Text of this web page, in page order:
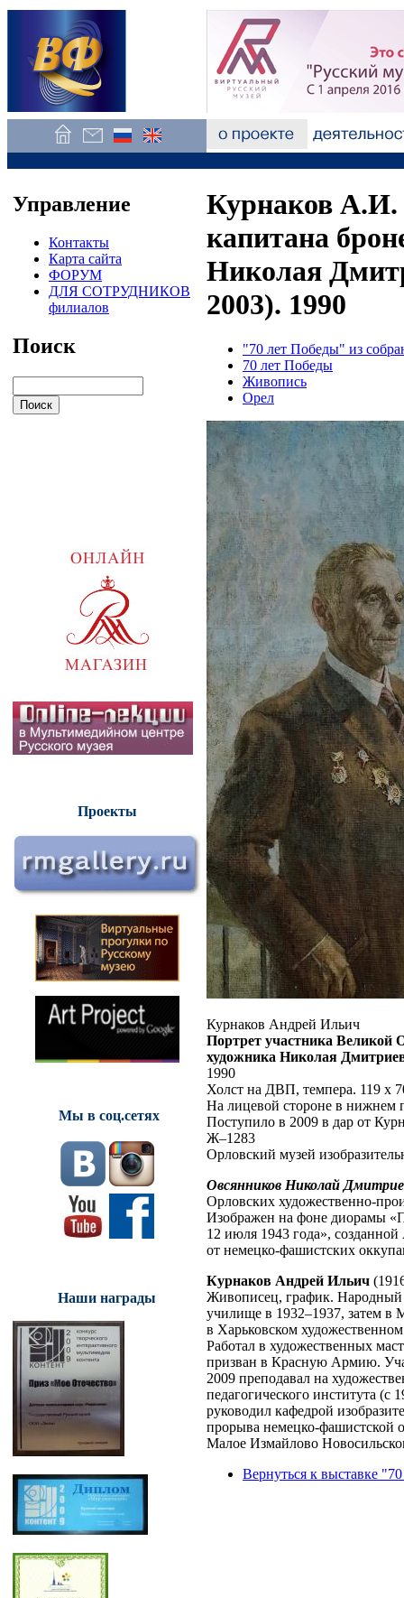
Управление
Контакты
Карта сайта
ФОРУМ
ДЛЯ СОТРУДНИКОВ
филиалов
Поиск
Проекты
Мы в соц.сетях
Наши награды
Курнаков А.И.
капитана
Николая
2003). 1990
"70 лет Победы" из
70 лет Победы
Живопись
Орел
Курнаков Андрей Ильич
Портрет участника Великой
художника Николая
1990
Холст на ДВП, темпера. 119 х
На лицевой стороне в нижнем
Поступило в 2009 в дар от
Ж–1283
Орловский музей
Овсянников Николай
Орловских художественно-
Изображен на фоне диорамы
12 июля 1943 года»,
от немецко-фашистских
Курнаков Андрей Ильич
Живописец, график.
училище в 1932–1937, затем в
в Харьковском
Работал в художественных
призван в Красную Армию.
2009 преподавал на
педагогического института
руководил кафедрой
прорыва немецко-фашистской
Малое Измайлово
Вернуться к выставке